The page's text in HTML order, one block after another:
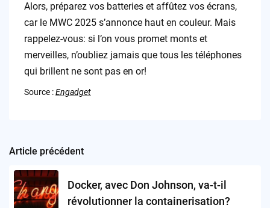
Alors, préparez vos batteries et affûtez vos écrans,
car le MWC 2025 s’annonce haut en couleur. Mais
rappelez-vous: si l’on vous promet monts et
merveilles, n’oubliez jamais que tous les téléphones
qui brillent ne sont pas en or!
Source :Engadget
Post
navigation
Article précédent
Docker, avec Don Johnson, va-t-il
révolutionner la containerisation?